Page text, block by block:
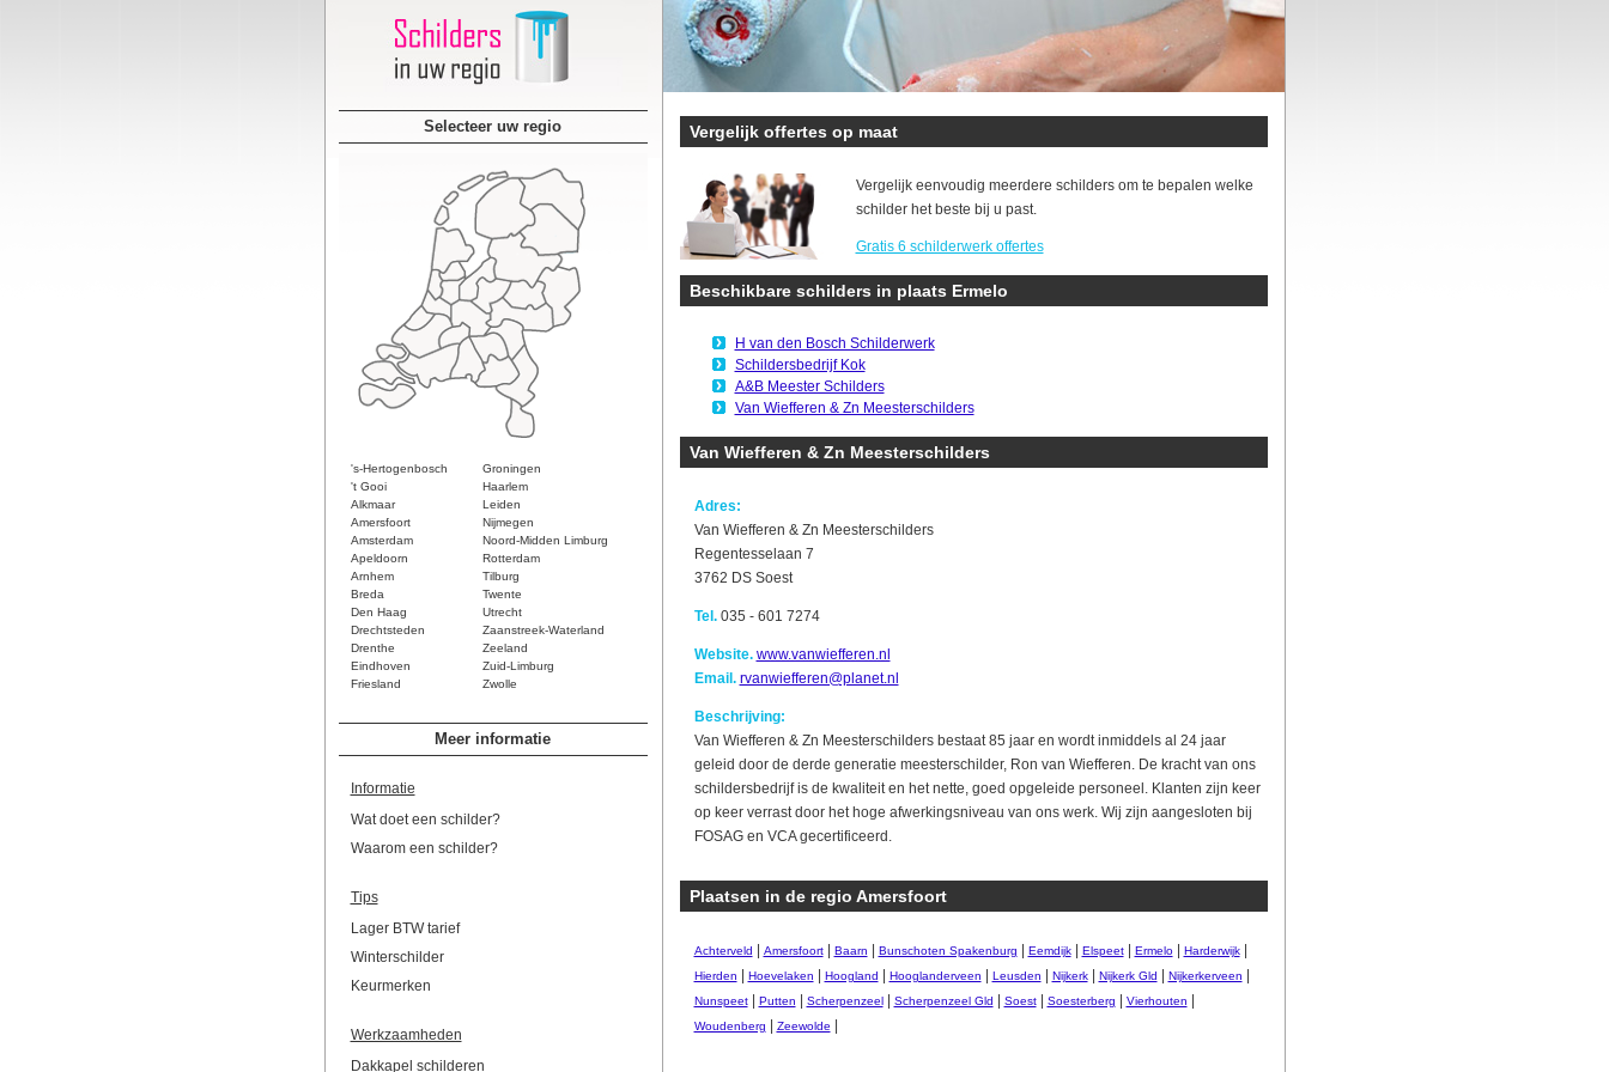
Selecteer uw regio
's-Hertogenbosch
Groningen
't Gooi
Haarlem
Alkmaar
Leiden
Amersfoort
Nijmegen
Amsterdam
Noord-Midden Limburg
Apeldoorn
Rotterdam
Arnhem
Tilburg
Breda
Twente
Den Haag
Utrecht
Drechtsteden
Zaanstreek-Waterland
Drenthe
Zeeland
Eindhoven
Zuid-Limburg
Friesland
Zwolle
Meer informatie
Informatie
Wat doet een schilder?
Waarom een schilder?
Tips
Lager BTW tarief
Winterschilder
Keurmerken
Werkzaamheden
Dakkapel schilderen
Vergelijk offertes op maat
Vergelijk eenvoudig meerdere schilders om te bepalen welke
schilder het beste bij u past.
Gratis 6 schilderwerk offertes
Beschikbare schilders in plaats Ermelo
H van den Bosch Schilderwerk
Schildersbedrijf Kok
A&B Meester Schilders
Van Wiefferen & Zn Meesterschilders
Van Wiefferen & Zn Meesterschilders
Adres:
Van Wiefferen & Zn Meesterschilders
Regentesselaan 7
3762 DS Soest
Tel.035 - 601 7274
Website. www.vanwiefferen.nl
Email. rvanwiefferen@planet.nl
Beschrijving:
Van Wiefferen & Zn Meesterschilders bestaat 85 jaar en wordt inmiddels al 24 jaar
geleid door de derde generatie meesterschilder, Ron van Wiefferen. De kracht van ons
schildersbedrijf is de kwaliteit en het nette, goed opgeleide personeel. Klanten zijn keer
op keer verrast door het hoge afwerkingsniveau van ons werk. Wij zijn aangesloten bij
FOSAG en VCA gecertificeerd.
Plaatsen in de regio Amersfoort
Achterveld Amersfoort| Baarn Bunschoten Spakenburg Eemdijk| Elspeet| Ermelo| Harderwijk|
Hierden Hoevelaken Hoogland Hooglanderveen Leusden Nijkerk| Nijkerk Gld Nijkerkerveen
Nunspeet| Putten Scherpenzeel| Scherpenzeel Gld Soest| Soesterberg Vierhouten
Woudenberg Zeewolde